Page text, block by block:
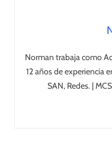
Norman trabaja como
12 años de experiencia
SAN, Redes. |